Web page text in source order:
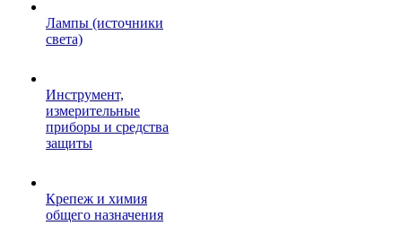
Лампы (источники
света)
Инструмент,
измерительные
приборы и средства
защиты
Крепеж и химия
общего назначения